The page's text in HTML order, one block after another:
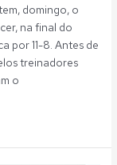
domingo, o
na final do
por 11-8. Antes de
treinadores
o